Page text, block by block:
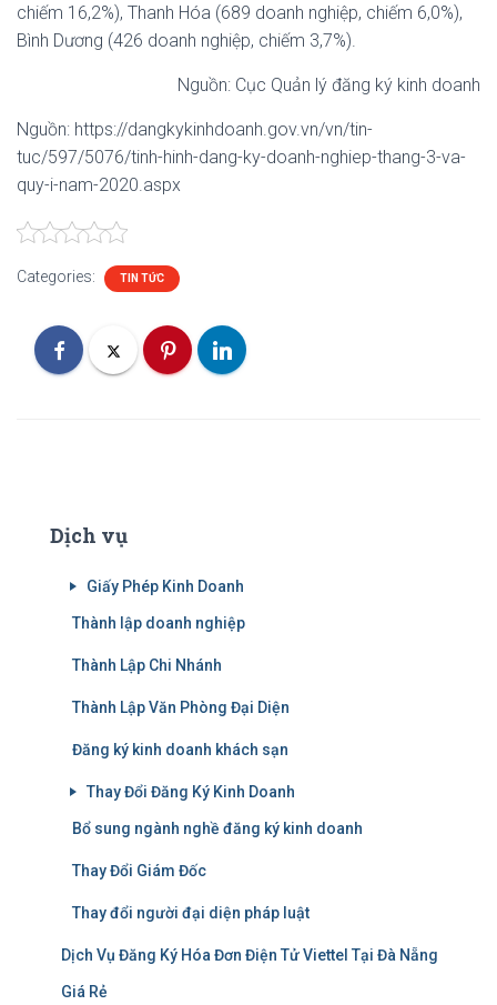
chiếm 16,2%), Thanh Hóa (689 doanh nghiệp, chiếm 6,0%),
Bình Dương (426 doanh nghiệp, chiếm 3,7%).
Nguồn: Cục Quản lý đăng ký kinh doanh
Nguồn: https://dangkykinhdoanh.gov.vn/vn/tin-
tuc/597/5076/tinh-hinh-dang-ky-doanh-nghiep-thang-3-va-
quy-i-nam-2020.aspx
Categories: TIN TỨC
Dịch vụ
Giấy Phép Kinh Doanh
Thành lập doanh nghiệp
Thành Lập Chi Nhánh
Thành Lập Văn Phòng Đại Diện
Đăng ký kinh doanh khách sạn
Thay Đổi Đăng Ký Kinh Doanh
Bổ sung ngành nghề đăng ký kinh doanh
Thay Đổi Giám Đốc
Thay đổi người đại diện pháp luật
Dịch Vụ Đăng Ký Hóa Đơn Điện Tử Viettel Tại Đà Nẵng
Giá Rẻ